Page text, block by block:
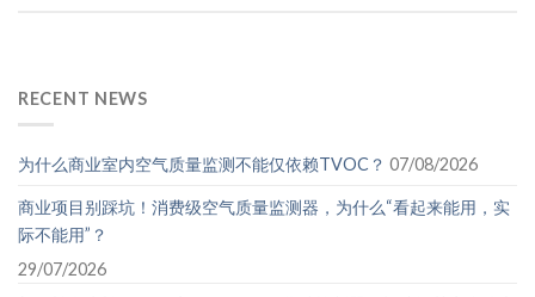
RECENT NEWS
为什么商业室内空气质量监测不能仅依赖TVOC？ 07/08/2026
商业项目别踩坑！消费级空气质量监测器，为什么“看起来能用，实
际不能用”？
29/07/2026